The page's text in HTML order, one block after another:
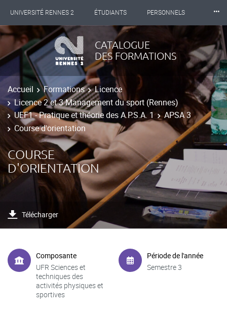
UNIVERSITÉ RENNES 2 ÉTUDIANTS PERSONNELS
INTERNATIONAL PROFESSIONNELS BIBLIOTHÈQUES
LES NOUVELLES DE RENNES 2
⸱⸱⸱
CATALOGUE
DES FORMATIONS
Accueil Formations
Licence
Licence 2 et 3 Management du sport (Rennes)
UEF1 - Pratique et théorie des A.P.S.A. 1
APSA 3
Course d'orientation
COURSE
D'ORIENTATION
Télécharger
Composante
UFR Sciences et
techniques des
activités physiques et
sportives
Période de l'année
Semestre 3